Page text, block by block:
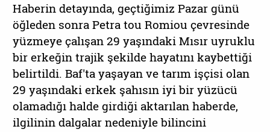
Haberin detayında, geçtiğimiz Pazar günü
öğleden sonra Petra tou Romiou çevresinde
yüzmeye çalışan 29 yaşındaki Mısır uyruklu
bir erkeğin trajik şekilde hayatını kaybettiği
belirtildi. Baf'ta yaşayan ve tarım işçisi olan
29 yaşındaki erkek şahısın iyi bir yüzücü
olamadığı halde girdiği aktarılan haberde,
ilgilinin dalgalar nedeniyle bilincini